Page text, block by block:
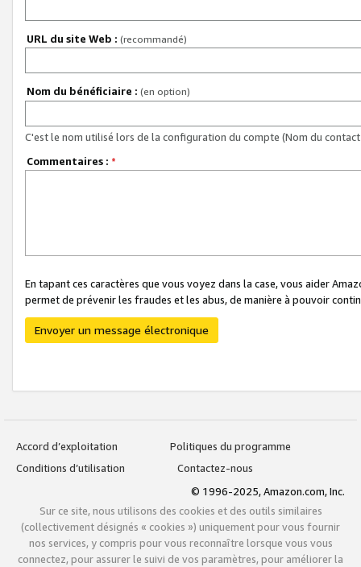
URL du site Web : (recommandé)
Nom du bénéficiaire : (en option)
C'est le nom utilisé lors de la configuration du compte (Nom du
Commentaires : *
En tapant ces caractères que vous voyez dans la case, vous aider
permet de prévenir les fraudes et les abus, de manière à pouvoir
Envoyer un message électronique
Accord d’exploitation
Politiques du programme
Conditions d’utilisation
Contactez-nous
© 1996-2025, Amazon.com, Inc.
Sur ce site, nous utilisons des cookies et des outils similaires
(collectivement désignés « cookies ») uniquement pour vous fournir
nos services, y compris pour vous reconnaître lorsque vous vous
connectez, pour assurer le suivi de vos paramètres, pour améliorer la